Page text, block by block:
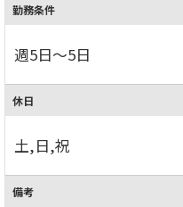
勤務条件
週5日～5日
休日
土,日,祝
備考